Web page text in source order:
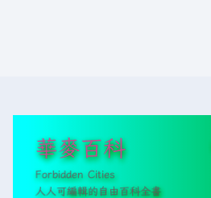
華麥百科
Forbidden Cities
人人可編輯的自由百科全書